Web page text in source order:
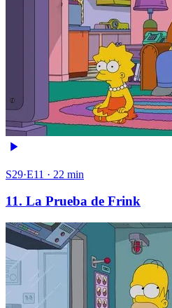
S29·E11 · 22 min
11. La Prueba de Frink